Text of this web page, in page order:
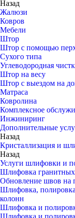
Назад
Жалюзи
Ковров
Мебели
Штор
Штор с помощью
Сухого типа
Углеводородная
Штор на весу
Штор с выездом на
Матраса
Ковролина
Комплексное
Инжиниринг
Дополнительные
Назад
Кристаллизация и
Назад
Услуги шлифовки и
Шлифовка гранитных
Обновление швов на
Шлифовка,
колонн
Шлифовка и
Шлифовка и